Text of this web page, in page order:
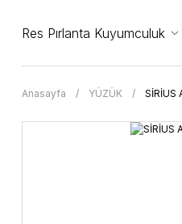
Res Pırlanta Kuyumculuk
Anasayfa YÜZÜK SİRİUS